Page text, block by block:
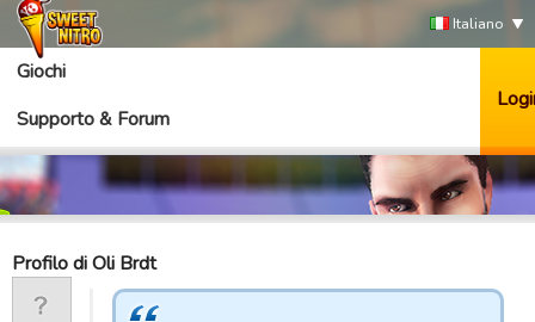
Italiano
Giochi
Supporto & Forum
Profilo di Oli Brdt